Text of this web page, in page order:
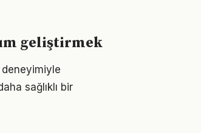
geliştirmek
deneyimiyle
sağlıklı bir